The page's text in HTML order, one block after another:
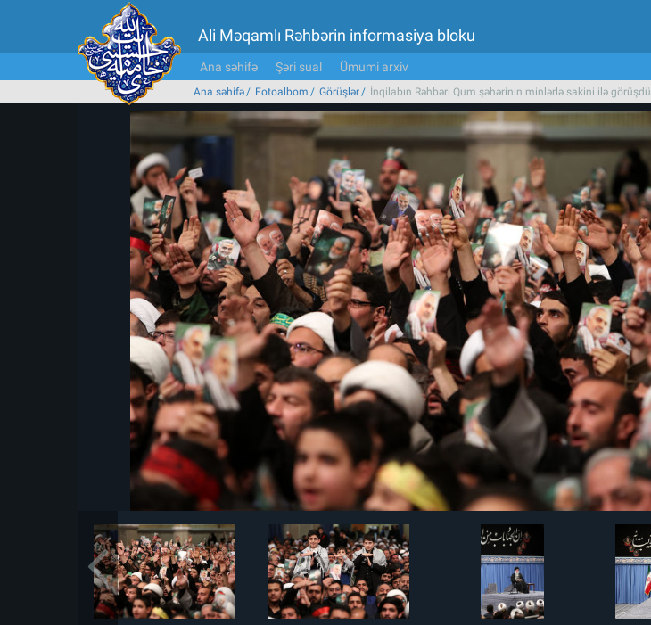
Ali Məqamlı Rəhbərin informasiya bloku
Ana səhifə Şəri sual Ümumi arxiv
Ana səhifə Fotoalbom Görüşlər İnqilabın Rəhbəri Qum şəhərinin minlərlə sakini ilə görüşdü